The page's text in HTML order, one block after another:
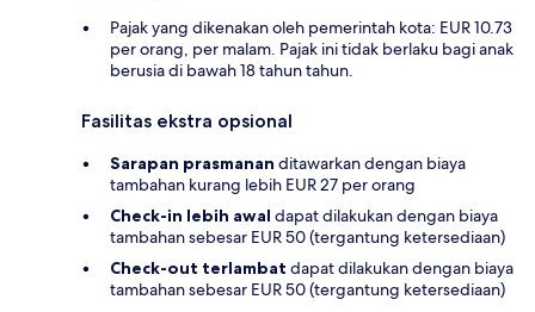
Pajak yang dikenakan oleh pemerintah kota: EUR 10.73
per orang, per malam. Pajak ini tidak berlaku bagi anak
berusia di bawah 18 tahun tahun.
Fasilitas ekstra opsional
Sarapan prasmanan ditawarkan dengan biaya
tambahan kurang lebih EUR 27 per orang
Check-in lebih awal dapat dilakukan dengan biaya
tambahan sebesar EUR 50 (tergantung ketersediaan)
Check-out terlambat dapat dilakukan dengan biaya
tambahan sebesar EUR 50 (tergantung ketersediaan)